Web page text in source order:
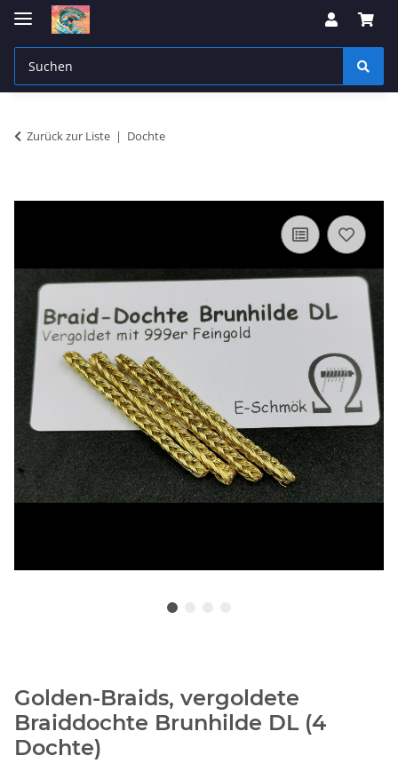
Zurück zur Liste Dochte
Golden-Braids, vergoldete
Braiddochte Brunhilde DL (4
Dochte)